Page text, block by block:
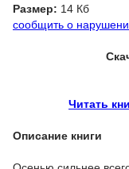
Размер: 14 Кб
сообщить о
Читать
Описание книги